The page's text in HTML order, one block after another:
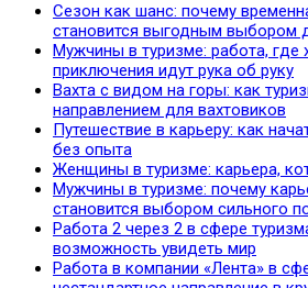
Сезон как шанс: почему
становится выгодным выбором
Мужчины в туризме: работа, где
приключения идут рука об руку
Вахта с видом на горы: как
направлением для вахтовиков
Путешествие в карьеру: как
без опыта
Женщины в туризме: карьера,
Мужчины в туризме: почему
становится выбором сильного
Работа 2 через 2 в сфере
возможность увидеть мир
Работа в компании «Лента» в